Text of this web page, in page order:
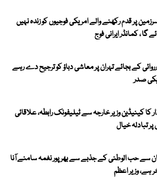
پر قدم رکھنے والے امریکی فوجیوں کو زندہ نہیں
گا ، کمانڈر ایرانی فوج
کے بجائے تہران پر معاشی دباؤ کو ترجیح دے رہے
صدر
کا کینیڈین وزیر خارجہ سے ٹیلیفونک رابطہ، علاقائی
تبادلہ خیال
سے حب الوطنی کے جذبے سے بھرپور نغمہ سامنے آنا
ہے، وزیر اعظم